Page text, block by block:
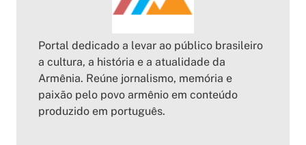
Portal dedicado a levar ao público brasileiro
a cultura, a história e a atualidade da
Armênia. Reúne jornalismo, memória e
paixão pelo povo armênio em conteúdo
produzido em português.